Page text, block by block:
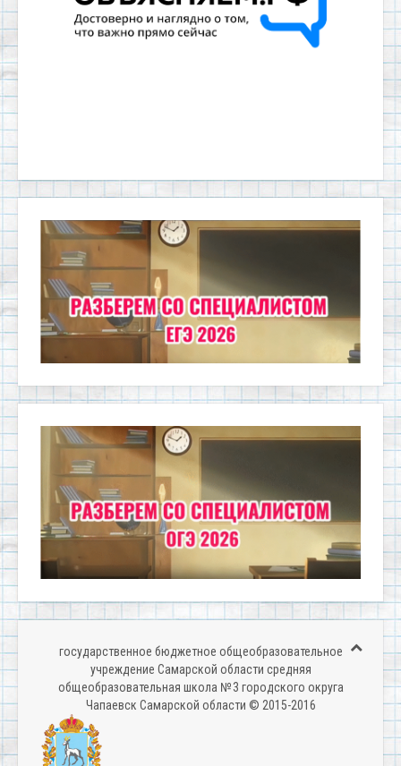
государственное бюджетное общеобразовательное
учреждение Самарской области средняя
общеобразовательная школа № 3 городского округа
Чапаевск Самарской области © 2015-2016